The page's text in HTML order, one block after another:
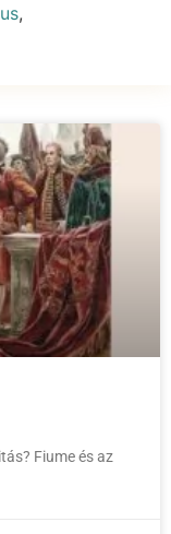
Fiume és az
,